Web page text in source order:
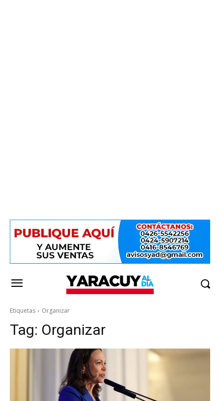
Etiquetas Organizar
Tag: Organizar